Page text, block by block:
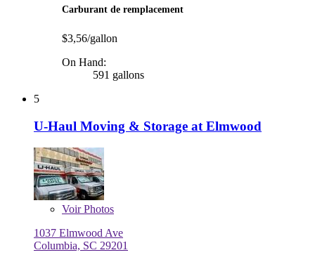
Carburant de remplacement
$3,56/gallon
On Hand:
591 gallons
5
U-Haul Moving & Storage at Elmwood
VoirPhotos
1037 Elmwood Ave
Columbia, SC 29201